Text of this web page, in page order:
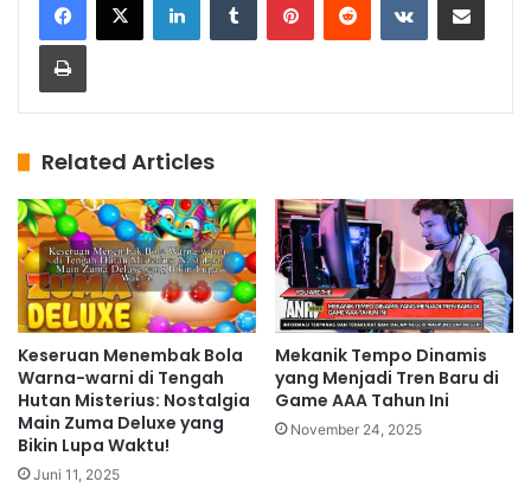
Related Articles
Keseruan Menembak Bola
Warna-warni di Tengah
Hutan Misterius: Nostalgia
Main Zuma Deluxe yang
Bikin Lupa Waktu!
Juni 11, 2025
Mekanik Tempo Dinamis
yang Menjadi Tren Baru di
Game AAA Tahun Ini
November 24, 2025